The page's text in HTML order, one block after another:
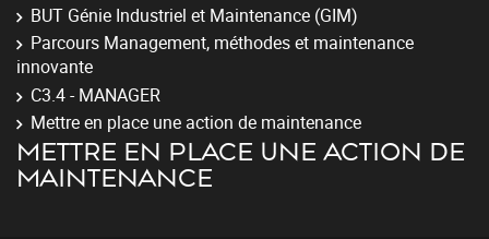
BUT Génie Industriel et Maintenance (GIM)
Parcours Management, méthodes et maintenance
innovante
C3.4 - MANAGER
Mettre en place une action de maintenance
METTRE EN PLACE UNE ACTION DE
MAINTENANCE